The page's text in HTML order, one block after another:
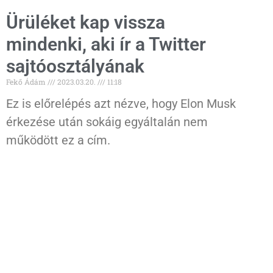
Ürüléket kap vissza
mindenki, aki ír a Twitter
sajtóosztályának
Fekő Ádám 2023.03.20. 11:18
Ez is előrelépés azt nézve, hogy Elon Musk
érkezése után sokáig egyáltalán nem
működött ez a cím.